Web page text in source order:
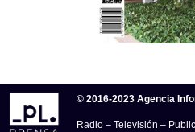
© 2016-2023 Agencia
Radio – Televisión –